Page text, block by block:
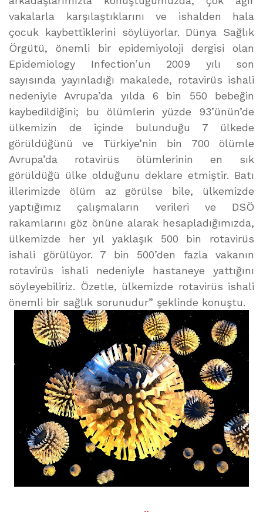
vakalarla karşılaştıklarını ve ishalden hala
çocuk kaybettiklerini söylüyorlar. Dünya Sağlık
Örgütü, önemli bir epidemiyoloji dergisi olan
Epidemiology Infection’un 2009 yılı son
sayısında yayınladığı makalede, rotavirüs ishali
nedeniyle Avrupa’da yılda 6 bin 550 bebeğin
kaybedildiğini; bu ölümlerin yüzde 93’ünün’de
ülkemizin de içinde bulunduğu 7 ülkede
görüldüğünü ve Türkiye’nin bin 700 ölümle
Avrupa’da rotavirüs ölümlerinin en sık
görüldüğü ülke olduğunu deklare etmiştir. Batı
illerimizde ölüm az görülse bile, ülkemizde
yaptığımız çalışmaların verileri ve DSÖ
rakamlarını göz önüne alarak hesapladığımızda,
ülkemizde her yıl yaklaşık 500 bin rotavirüs
ishali görülüyor. 7 bin 500’den fazla vakanın
rotavirüs ishali nedeniyle hastaneye yattığını
söyleyebiliriz. Özetle, ülkemizde rotavirüs ishali
önemli bir sağlık sorunudur” şeklinde konuştu.